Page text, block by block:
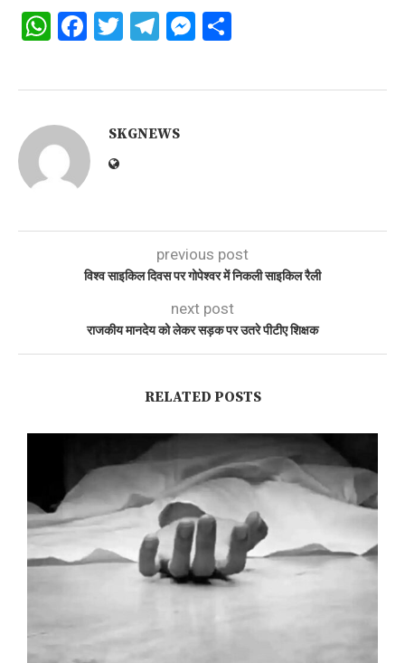
WhatsApp
Facebook
Twitter
Telegram
Messenger
SKGNEWS
previous post
विश्व साइकिल दिवस पर गोपेश्वर में निकली साइकिल रैली
next post
राजकीय मानदेय को लेकर सड़क पर उतरे पीटीए शिक्षक
RELATED POSTS